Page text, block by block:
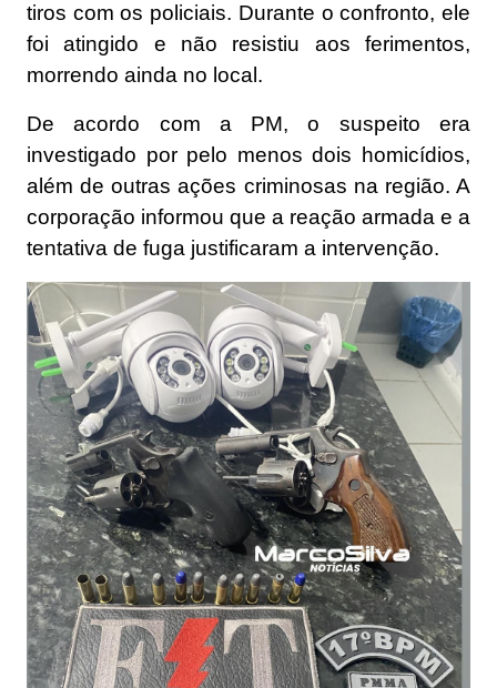
tiros com os policiais. Durante o confronto, ele
foi atingido e não resistiu aos ferimentos,
morrendo ainda no local.
De acordo com a PM, o suspeito era
investigado por pelo menos dois homicídios,
além de outras ações criminosas na região. A
corporação informou que a reação armada e a
tentativa de fuga justificaram a intervenção.